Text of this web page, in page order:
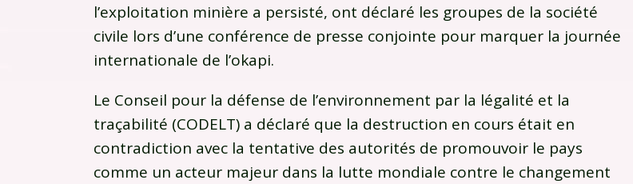
l’exploitation minière a persisté, ont déclaré les groupes de la société
civile lors d’une conférence de presse conjointe pour marquer la journée
internationale de l’okapi.
Le Conseil pour la défense de l’environnement par la légalité et la
traçabilité (CODELT) a déclaré que la destruction en cours était en
contradiction avec la tentative des autorités de promouvoir le pays
comme un acteur majeur dans la lutte mondiale contre le changement